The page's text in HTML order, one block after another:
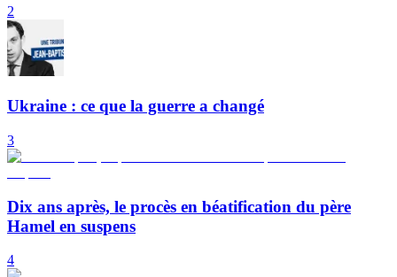
2
Ukraine : ce que la guerre a changé
3
Dix ans après, le procès en béatification du père
Hamel en suspens
4